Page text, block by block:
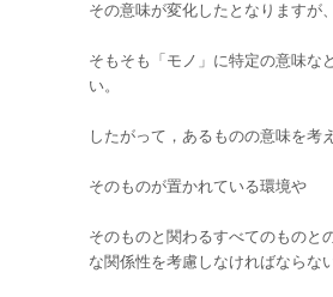
その意味が変化したとなりますが、
そもそも「モノ」に特定の意味な
い。
したがって，あるものの意味を考
そのものが置かれている環境や
そのものと関わるすべてのものと
な関係性を考慮しなければならない